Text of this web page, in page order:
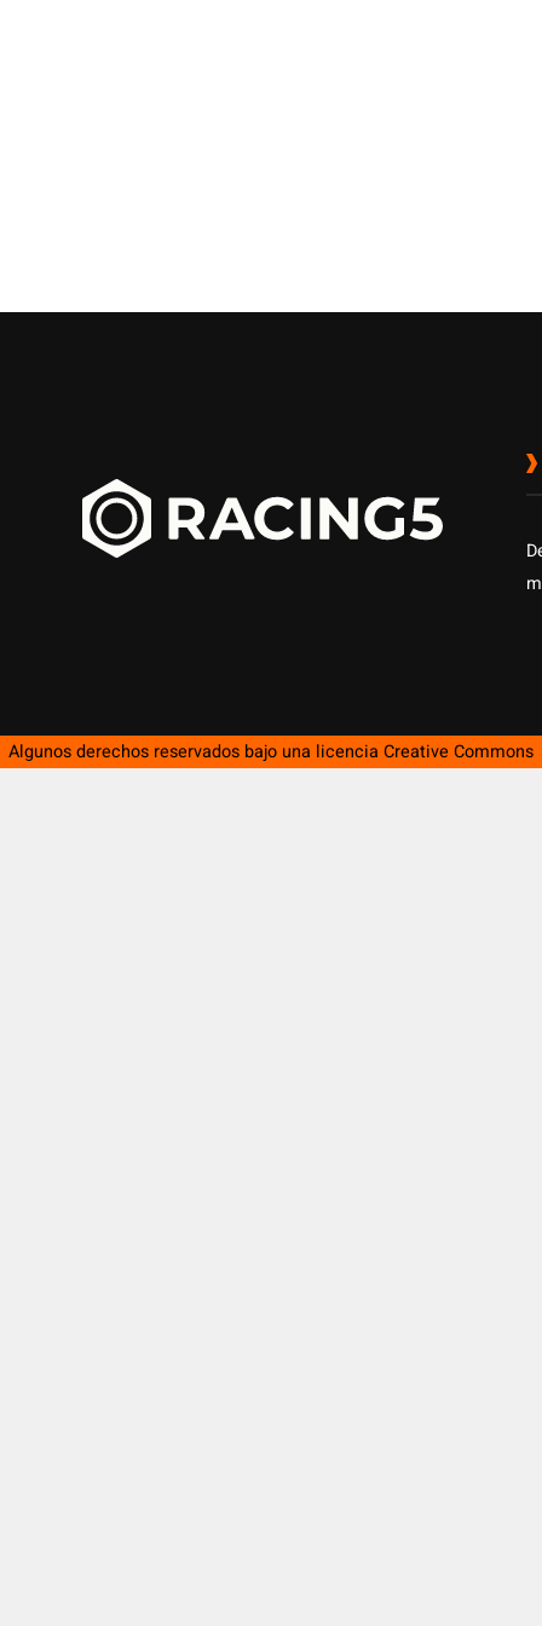
Algunos derechos reservados bajo una licencia Creative Commons